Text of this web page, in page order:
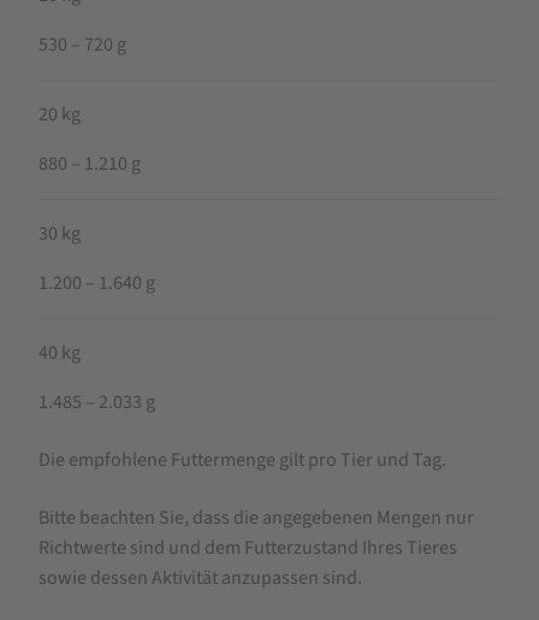
530 – 720 g
20 kg
880 – 1.210 g
30 kg
1.200 – 1.640 g
40 kg
1.485 – 2.033 g
Die empfohlene Futtermenge gilt pro Tier und Tag.
Bitte beachten Sie, dass die angegebenen Mengen nur
Richtwerte sind und dem Futterzustand Ihres Tieres
sowie dessen Aktivität anzupassen sind.